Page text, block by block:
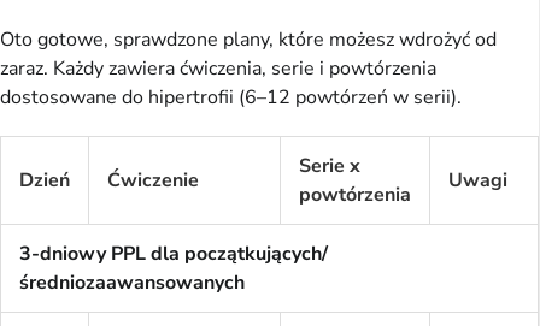
Oto gotowe, sprawdzone plany, które możesz wdrożyć od
zaraz. Każdy zawiera ćwiczenia, serie i powtórzenia
dostosowane do hipertrofii (6–12 powtórzeń w serii).
Dzień Ćwiczenie
Serie x
powtórzenia
Uwagi
3-dniowy PPL dla początkujących/
średniozaawansowanych